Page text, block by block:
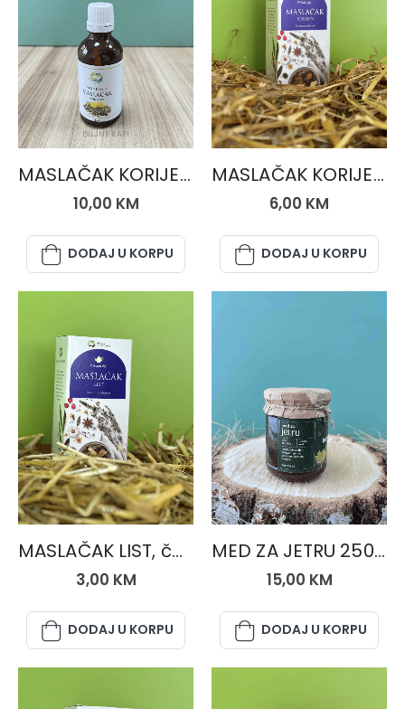
BILJNE KAPI
MASLAČAK KORIJEN kapi
10,00 KM
DODAJ U KORPU
ČAJEVI
MASLAČAK KORIJEN, čaj 50 gr.
6,00 KM
DODAJ U KORPU
ČAJEVI
MASLAČAK LIST, čaj 50 gr.
3,00 KM
DODAJ U KORPU
MED I MEDNE MJEŠAVINE
MED ZA JETRU 250 gr.
15,00 KM
DODAJ U KORPU